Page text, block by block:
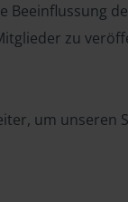
Beeinflussung
zu
um unseren